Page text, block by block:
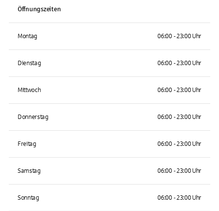
Öffnungszeiten
Montag 06:00 - 23:00 Uhr
Dienstag 06:00 - 23:00 Uhr
Mittwoch 06:00 - 23:00 Uhr
Donnerstag 06:00 - 23:00 Uhr
Freitag 06:00 - 23:00 Uhr
Samstag 06:00 - 23:00 Uhr
Sonntag 06:00 - 23:00 Uhr